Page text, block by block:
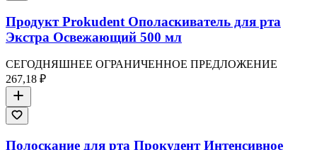
Продукт Prokudent Ополаскиватель для рта
Экстра Освежающий 500 мл
СЕГОДНЯШНЕЕ ОГРАНИЧЕННОЕ ПРЕДЛОЖЕНИЕ
267,18 ₽
Полоскание для рта Прокудент Интенсивное